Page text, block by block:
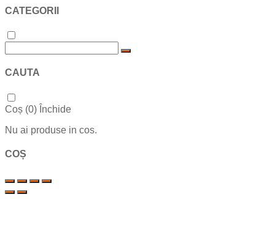
CATEGORII
CAUTA
Coș (0) Închide
Nu ai produse in cos.
COȘ